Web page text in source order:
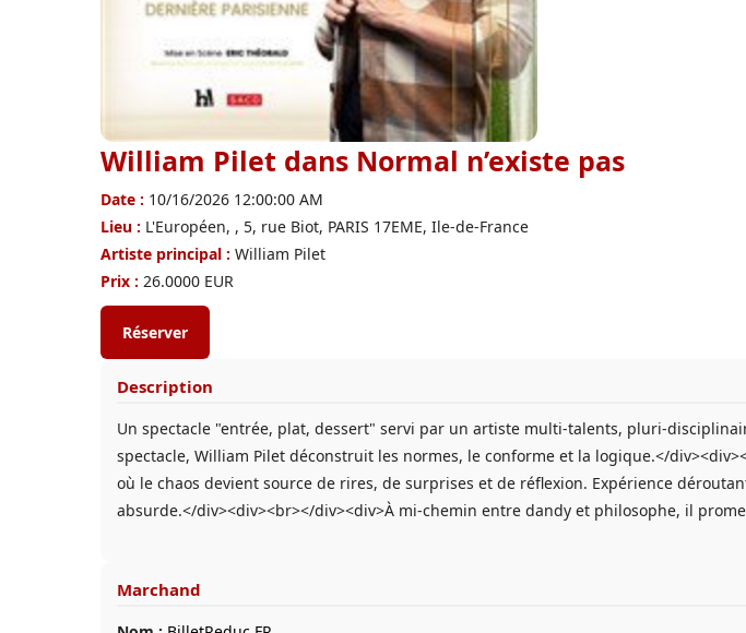
William Pilet dans Normal n’existe pas
Date : 10/16/2026 12:00:00 AM
Lieu : L'Européen, , 5, rue Biot, PARIS 17EME, Ile-de-France
Artiste principal : William Pilet
Prix : 26.0000 EUR
Réserver
Description
Un spectacle "entrée, plat, dessert" servi par un artiste multi-talents, pluri-
spectacle, William Pilet déconstruit les normes, le conforme et la logique.</
où le chaos devient source de rires, de surprises et de réflexion. Expérience
absurde.</div><div><br></div><div>À mi-chemin entre dandy et philosophe, il
Marchand